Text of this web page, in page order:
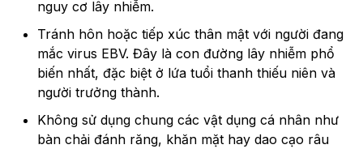
nguy cơ lây nhiễm.
Tránh hôn hoặc tiếp xúc thân mật với người đang
mắc virus EBV. Đây là con đường lây nhiễm phổ
biến nhất, đặc biệt ở lứa tuổi thanh thiếu niên và
người trưởng thành.
Không sử dụng chung các vật dụng cá nhân như
bàn chải đánh răng, khăn mặt hay dao cạo râu